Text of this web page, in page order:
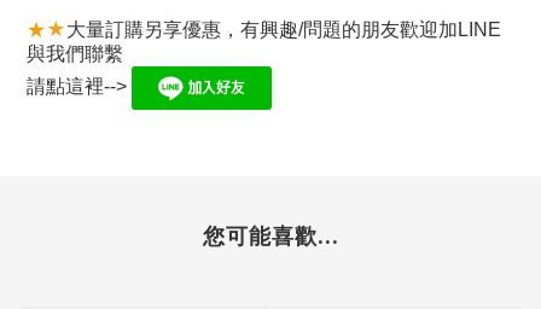
★★大量訂購另享優惠，有興趣/問題的朋友歡迎加LINE
與我們聯繫
請點這裡-->
您可能喜歡...